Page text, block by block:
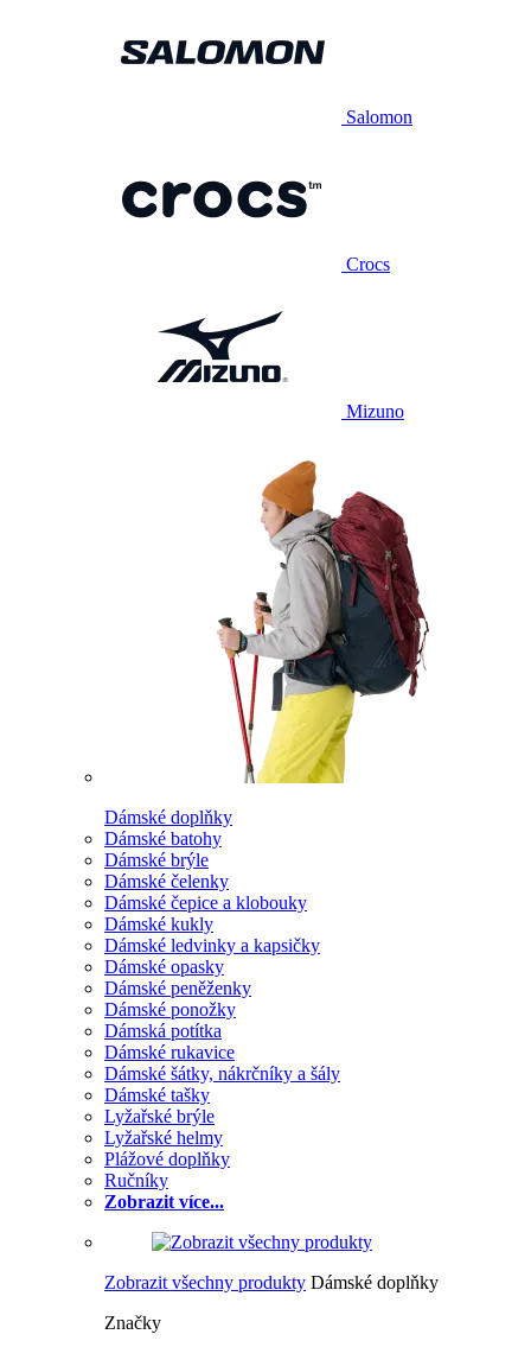
Salomon
Crocs
Mizuno
Dámské doplňky
Dámské batohy
Dámské brýle
Dámské čelenky
Dámské čepice a klobouky
Dámské kukly
Dámské ledvinky a kapsičky
Dámské opasky
Dámské peněženky
Dámské ponožky
Dámská potítka
Dámské rukavice
Dámské šátky, nákrčníky a šály
Dámské tašky
Lyžařské brýle
Lyžařské helmy
Plážové doplňky
Ručníky
Zobrazit více...
Zobrazit všechny produkty Dámské doplňky
Značky